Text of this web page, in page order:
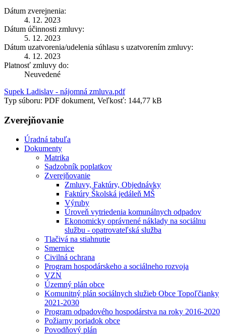
Dátum zverejnenia:
4. 12. 2023
Dátum účinnosti zmluvy:
5. 12. 2023
Dátum uzatvorenia/udelenia súhlasu s uzatvorením zmluvy:
4. 12. 2023
Platnosť zmluvy do:
Neuvedené
Supek Ladislav - nájomná zmluva.pdf
Typ súboru: PDF dokument, Veľkosť: 144,77 kB
Zverejňovanie
Úradná tabuľa
Dokumenty
Matrika
Sadzobník poplatkov
Zverejňovanie
Zmluvy, Faktúry, Objednávky
Faktúry Školská jedáleň MŠ
Výruby
Úroveň vytriedenia komunálnych odpadov
Ekonomicky oprávnené náklady na sociálnu
službu - opatrovateľská služba
Tlačivá na stiahnutie
Smernice
Civilná ochrana
Program hospodárskeho a sociálneho rozvoja
VZN
Územný plán obce
Komunitný plán sociálnych služieb Obce Topoľčianky
2021-2030
Program odpadového hospodárstva na roky 2016-2020
Požiarny poriadok obce
Povodňový plán